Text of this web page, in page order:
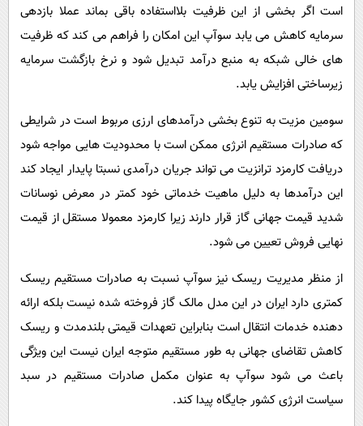
است اگر بخشی از این ظرفیت بلااستفاده باقی بماند عملا بازدهی
سرمایه کاهش می یابد سوآپ این امکان را فراهم می کند که ظرفیت
های خالی شبکه به منبع درآمد تبدیل شود و نرخ بازگشت سرمایه
زیرساختی افزایش یابد.
سومین مزیت به تنوع بخشی درآمدهای ارزی مربوط است در شرایطی
که صادرات مستقیم انرژی ممکن است با محدودیت هایی مواجه شود
دریافت کارمزد ترانزیت می تواند جریان درآمدی نسبتا پایدار ایجاد کند
این درآمدها به دلیل ماهیت خدماتی خود کمتر در معرض نوسانات
شدید قیمت جهانی گاز قرار دارند زیرا کارمزد معمولا مستقل از قیمت
نهایی فروش تعیین می شود.
از منظر مدیریت ریسک نیز سوآپ نسبت به صادرات مستقیم ریسک
کمتری دارد ایران در این مدل مالک گاز فروخته شده نیست بلکه ارائه
دهنده خدمات انتقال است بنابراین تعهدات قیمتی بلندمدت و ریسک
کاهش تقاضای جهانی به طور مستقیم متوجه ایران نیست این ویژگی
باعث می شود سوآپ به عنوان مکمل صادرات مستقیم در سبد
سیاست انرژی کشور جایگاه پیدا کند.